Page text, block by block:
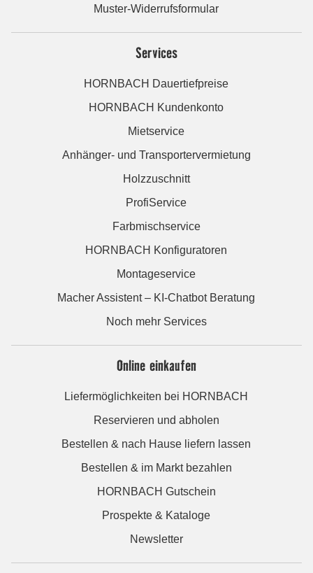
Muster-Widerrufsformular
Services
HORNBACH Dauertiefpreise
HORNBACH Kundenkonto
Mietservice
Anhänger- und Transportervermietung
Holzzuschnitt
ProfiService
Farbmischservice
HORNBACH Konfiguratoren
Montageservice
Macher Assistent – KI-Chatbot Beratung
Noch mehr Services
Online einkaufen
Liefermöglichkeiten bei HORNBACH
Reservieren und abholen
Bestellen & nach Hause liefern lassen
Bestellen & im Markt bezahlen
HORNBACH Gutschein
Prospekte & Kataloge
Newsletter